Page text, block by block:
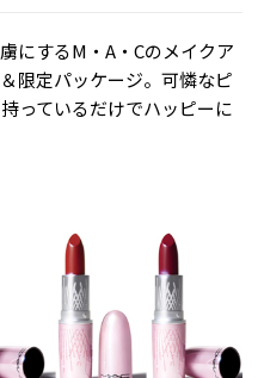
にするM・A・Cのメイクア
限定パッケージ。可憐なピ
っているだけでハッピーに